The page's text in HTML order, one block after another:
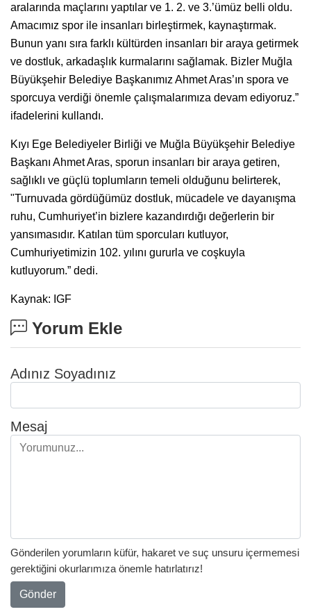
aralarında maçlarını yaptılar ve 1. 2. ve 3.’ümüz belli oldu.
Amacımız spor ile insanları birleştirmek, kaynaştırmak.
Bunun yanı sıra farklı kültürden insanları bir araya getirmek
ve dostluk, arkadaşlık kurmalarını sağlamak. Bizler Muğla
Büyükşehir Belediye Başkanımız Ahmet Aras’ın spora ve
sporcuya verdiği önemle çalışmalarımıza devam ediyoruz.”
ifadelerini kullandı.
Kıyı Ege Belediyeler Birliği ve Muğla Büyükşehir Belediye
Başkanı Ahmet Aras, sporun insanları bir araya getiren,
sağlıklı ve güçlü toplumların temeli olduğunu belirterek,
"Turnuvada gördüğümüz dostluk, mücadele ve dayanışma
ruhu, Cumhuriyet’in bizlere kazandırdığı değerlerin bir
yansımasıdır. Katılan tüm sporcuları kutluyor,
Cumhuriyetimizin 102. yılını gururla ve coşkuyla
kutluyorum.” dedi.
Kaynak: IGF
Yorum Ekle
Adınız Soyadınız
Mesaj
Gönderilen yorumların küfür, hakaret ve suç unsuru içermemesi
gerektiğini okurlarımıza önemle hatırlatırız!
Gönder